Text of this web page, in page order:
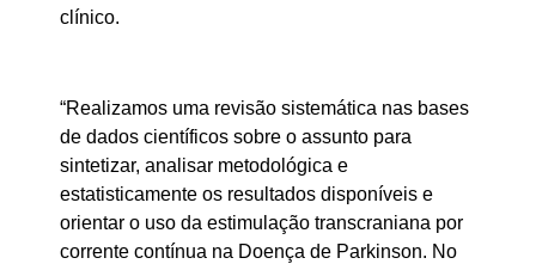
clínico.
“Realizamos uma revisão sistemática nas bases
de dados científicos sobre o assunto para
sintetizar, analisar metodológica e
estatisticamente os resultados disponíveis e
orientar o uso da estimulação transcraniana por
corrente contínua na Doença de Parkinson. No